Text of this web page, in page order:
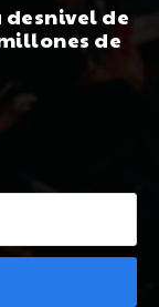
de
de